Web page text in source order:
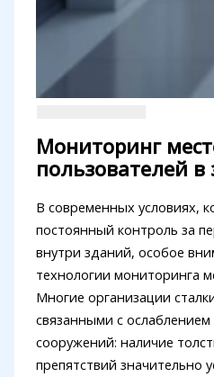
Мониторинг
пользователей в
В современных условиях,
постоянный контроль за
внутри зданий, особое
технологии мониторинга
Многие организации
связанными с ослаблением
сооружений: наличие
препятствий значительно